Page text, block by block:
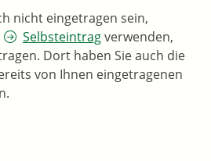
nicht eingetragen sein,
Selbsteintragverwenden,
Dort haben Sie auch die
von Ihnen eingetragenen